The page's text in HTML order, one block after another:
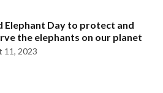
Elephant Day to protect and
the elephants on our planet
11, 2023